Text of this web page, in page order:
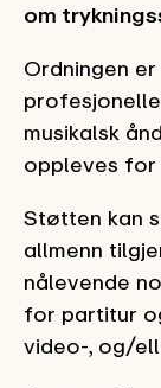
om
Ordningen
musikalsk
oppleves
Støtten kan
allmenn
nålevende
for partitur
video-, og/